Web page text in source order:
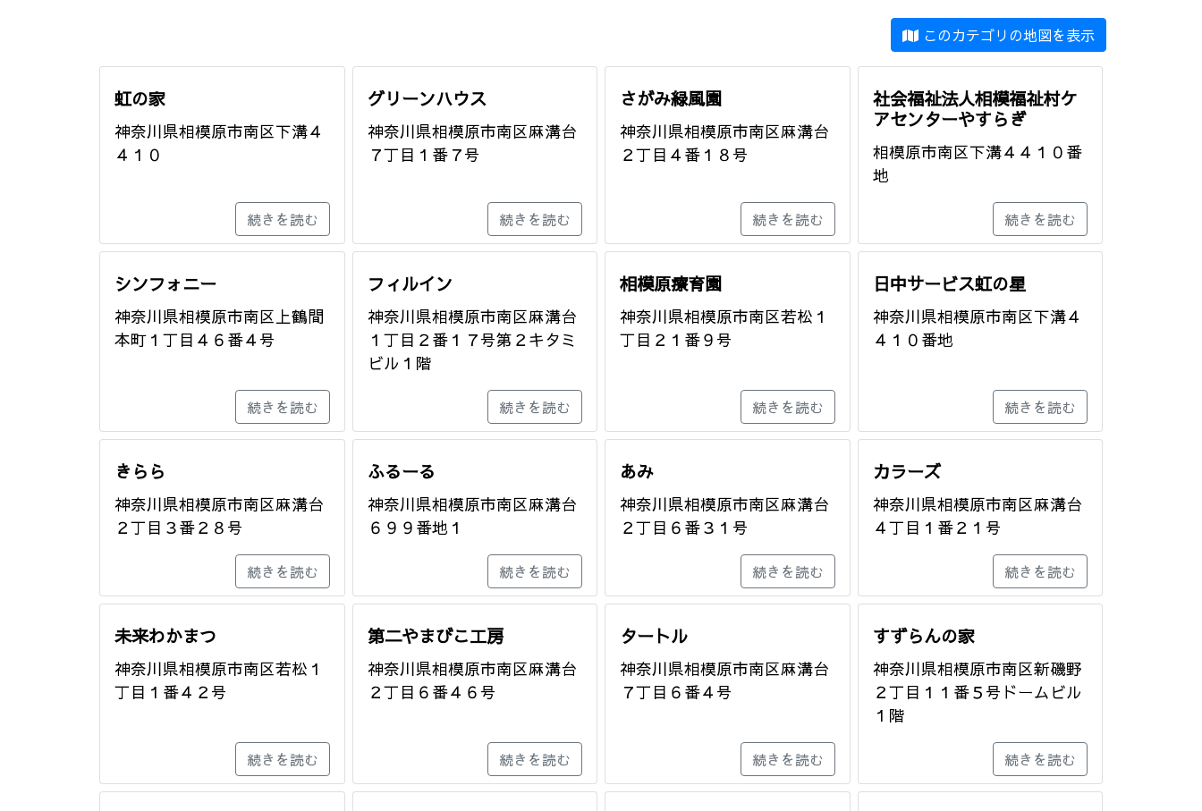
このカテゴリの地図を表示
虹の家
神奈川県相模原市南区下溝４
４１０
続きを読む
グリーンハウス
神奈川県相模原市南区麻溝台
７丁目１番７号
続きを読む
さがみ緑風園
神奈川県相模原市南区麻溝台
２丁目４番１８号
続きを読む
社会福祉法人相模福祉村ケ
アセンターやすらぎ
相模原市南区下溝４４１０番
地
続きを読む
シンフォニー
神奈川県相模原市南区上鶴間
本町１丁目４６番４号
続きを読む
フィルイン
神奈川県相模原市南区麻溝台
１丁目２番１７号第２キタミ
ビル１階
続きを読む
相模原療育園
神奈川県相模原市南区若松１
丁目２１番９号
続きを読む
日中サービス虹の星
神奈川県相模原市南区下溝４
４１０番地
続きを読む
きらら
神奈川県相模原市南区麻溝台
２丁目３番２８号
続きを読む
ふるーる
神奈川県相模原市南区麻溝台
６９９番地１
続きを読む
あみ
神奈川県相模原市南区麻溝台
２丁目６番３１号
続きを読む
カラーズ
神奈川県相模原市南区麻溝台
４丁目１番２１号
続きを読む
未来わかまつ
神奈川県相模原市南区若松１
丁目１番４２号
続きを読む
第二やまびこ工房
神奈川県相模原市南区麻溝台
２丁目６番４６号
続きを読む
タートル
神奈川県相模原市南区麻溝台
７丁目６番４号
続きを読む
すずらんの家
神奈川県相模原市南区新磯野
２丁目１１番５号ドームビル
１階
続きを読む